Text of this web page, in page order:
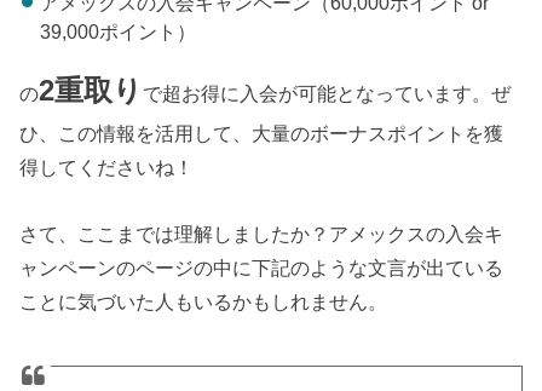
39,000ポイント）
の2重取り で超お得に入会が可能となっています。ぜ
ひ、この情報を活用して、大量のボーナスポイントを獲
得してくださいね！
さて、ここまでは理解しましたか？アメックスの入会キ
ャンペーンのページの中に下記のような文言が出ている
ことに気づいた人もいるかもしれません。